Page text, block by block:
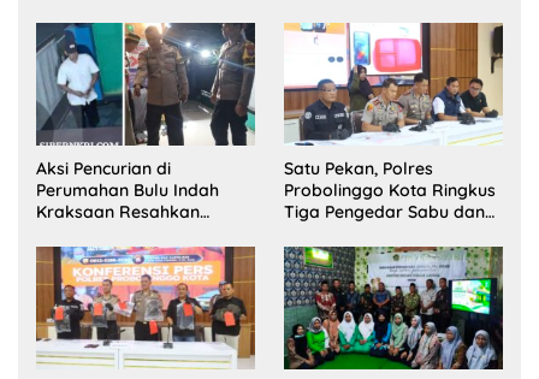
Disabilitas di Dringu
Aksi Pencurian di
Perumahan Bulu Indah
Kraksaan Resahkan
Satu Pekan, Polres
Probolinggo Kota Ringkus
Tiga Pengedar Sabu dan